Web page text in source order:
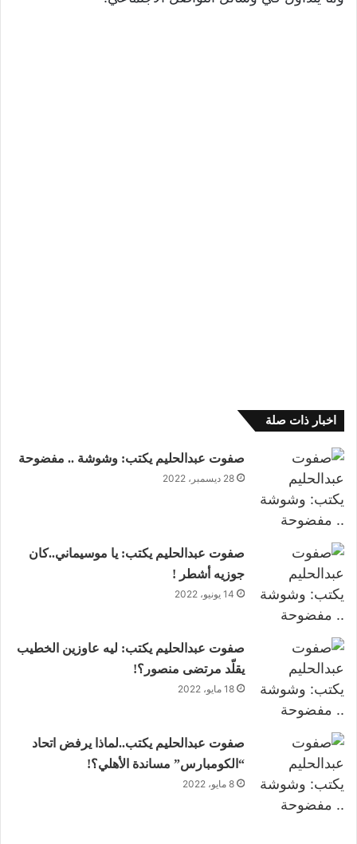
اخبار ذات صلة
صفوت عبدالحليم يكتب: وشوشة .. مفضوحة
28 ديسمبر، 2022
صفوت عبدالحليم يكتب: يا موسيماني..كان
جوزيه أشطر !
14 يونيو، 2022
صفوت عبدالحليم يكتب: ليه عاوزين الخطيب
يقلّد مرتضى منصور؟!
18 مايو، 2022
صفوت عبدالحليم يكتب..لماذا يرفض اتحاد
“الكومبارس” مساندة الأهلي؟!
8 مايو، 2022